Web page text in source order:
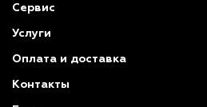
Сервис
Услуги
Оплата и доставка
Контакты